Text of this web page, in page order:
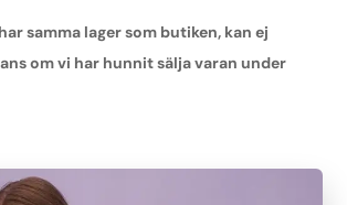
samma lager som butiken, kan ej
om vi har hunnit sälja varan under